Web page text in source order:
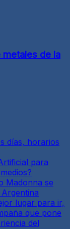
metales de la
días, horarios
para
Madonna se
lugar para ir,
que pone
del